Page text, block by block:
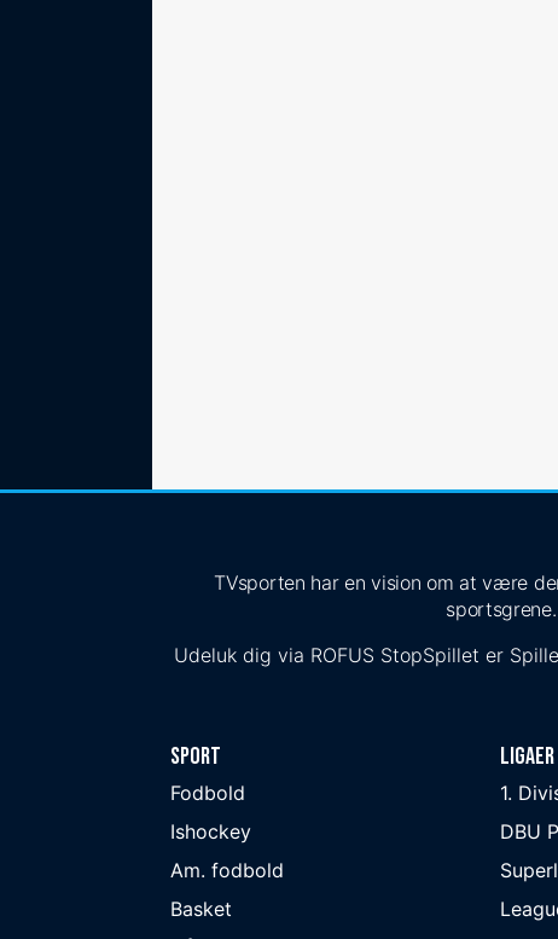
TVsporten har en vision om at være
Udeluk dig via ROFUS StopSpillet er
Sport
Fodbold
Ishockey
Am. fodbold
Basket
Ligaer
1.
DBU